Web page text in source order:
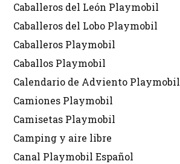
Caballeros del León Playmobil
Caballeros del Lobo Playmobil
Caballeros Playmobil
Caballos Playmobil
Calendario de Adviento Playmobil
Camiones Playmobil
Camisetas Playmobil
Camping y aire libre
Canal Playmobil Español